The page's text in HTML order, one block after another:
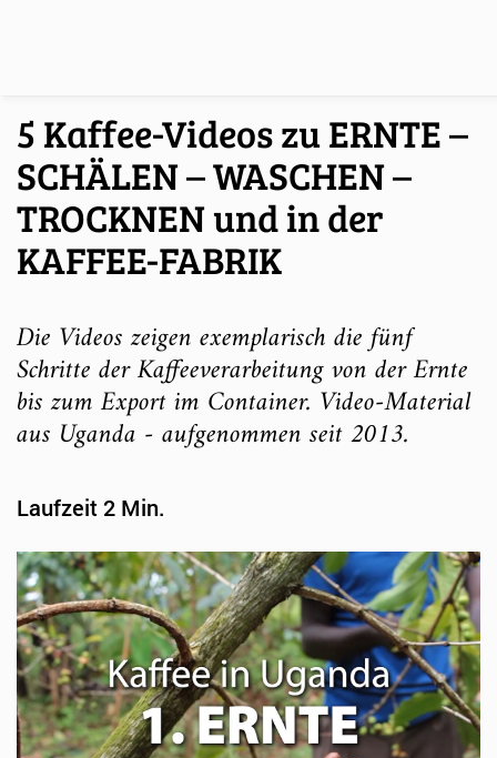
5 Kaffee-Videos zu ERNTE –
SCHÄLEN – WASCHEN –
TROCKNEN und in der
KAFFEE-FABRIK
Die Videos zeigen exemplarisch die fünf
Schritte der Kaffeeverarbeitung von der Ernte
bis zum Export im Container. Video-Material
aus Uganda - aufgenommen seit 2013.
Laufzeit 2 Min.
Video-
Player